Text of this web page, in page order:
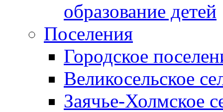
образование детей
Поселения
Городское
Великосельское
Заячье-Холмское